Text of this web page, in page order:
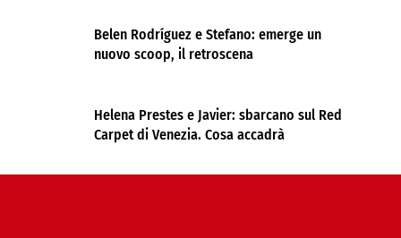
Belen Rodríguez e Stefano: emerge un
nuovo scoop, il retroscena
Helena Prestes e Javier: sbarcano sul Red
Carpet di Venezia. Cosa accadrà